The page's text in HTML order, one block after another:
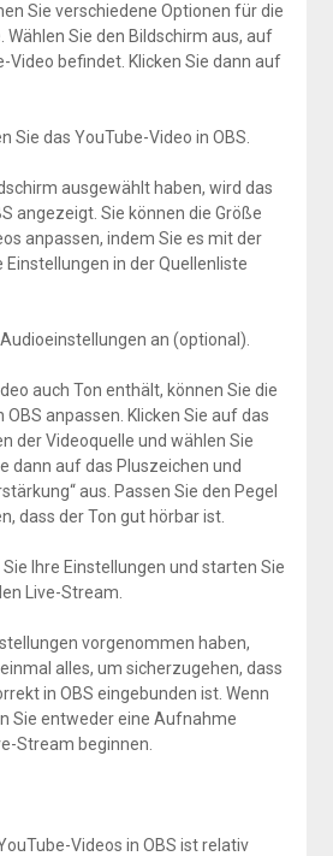
Sie verschiedene Optionen für die
Sie den Bildschirm aus, auf
Video befindet. Klicken Sie dann auf
Sie das YouTube-Video in OBS.
ausgewählt haben, wird das
angezeigt. Sie können die Größe
anpassen, indem Sie es mit der
Einstellungen in der Quellenliste
an (optional).
auch Ton enthält, können Sie die
anpassen. Klicken Sie auf das
der Videoquelle und wählen Sie
dann auf das Pluszeichen und
aus. Passen Sie den Pegel
dass der Ton gut hörbar ist.
Ihre Einstellungen und starten Sie
Live-Stream.
vorgenommen haben,
alles, um sicherzugehen, dass
in OBS eingebunden ist. Wenn
Sie entweder eine Aufnahme
Stream beginnen.
Videos in OBS ist relativ